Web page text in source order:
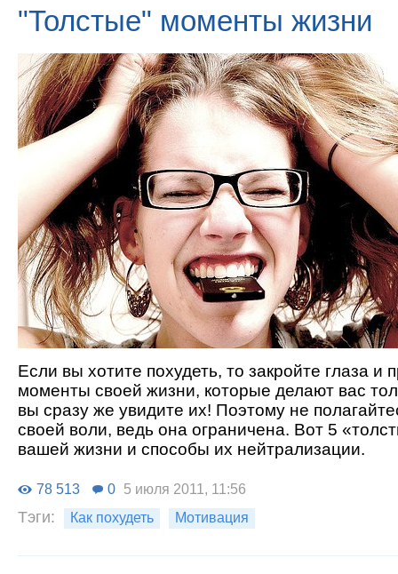
"Толстые" моменты жизни
Если вы хотите похудеть, то закройте глаза и
моменты своей жизни, которые делают вас
вы сразу же увидите их! Поэтому не
своей воли, ведь она ограничена. Вот 5
вашей жизни и способы их нейтрализации.
78 513 0 5 июля 2011, 11:56
Тэги: Как похудеть Мотивация